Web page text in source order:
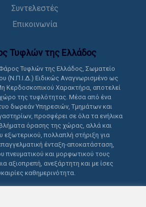
Συντελεστές
Επικοινωνία
Τυφλών της Ελλάδoς
Τυφλών της Ελλάδος, Σωματείο
(Ν.Π.Ι.Δ.) Ειδικώς Αναγνωρισμένο ως
Κερδοσκοπικού Χαρακτήρα, αποτελεί
της τυφλότητας. Μέσα από ένα
δωρεάν Υπηρεσιών, Τμημάτων και
προσφέρει σε όλα τα ενήλικα
όρασης της χώρας, αλλά και
εξωτερικού, πολλαπλή στήριξη για
ένταξη-αποκατάσταση,
πνευματικού και μορφωτικού τους
αξιοπρεπή, ανεξάρτητη και με ίσες
καθημερινότητα.